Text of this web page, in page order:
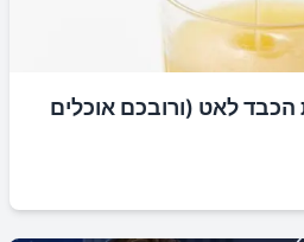
הכבד לאט (ורובכם אוכלים